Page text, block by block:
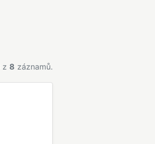
z 8 záznamů.